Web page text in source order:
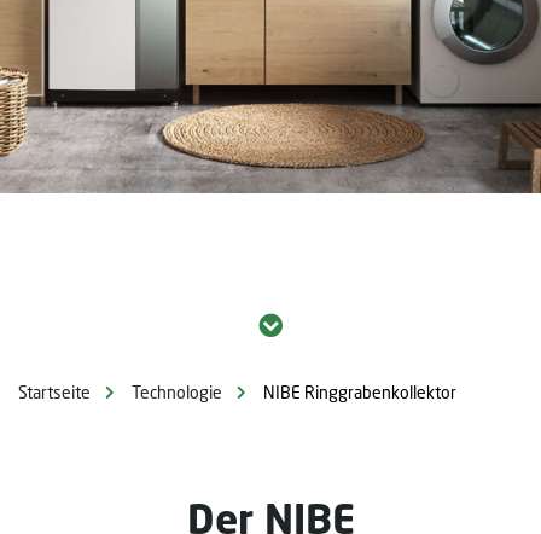
Startseite Technologie NIBE Ringgrabenkollektor
Der NIBE